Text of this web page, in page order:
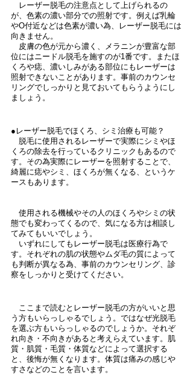
レーザー脱毛の注意点として上げられるの
が、色素の濃い部分での照射です。例えば乳輪
やO付近などは色素が濃い為、レーザー脱毛には
向きません。
皮膚の色が元から濃く、メラニンが豊富な部
位にはニードル脱毛を施すのが1番です。またほ
くろや痣、濃いしみがある部位にもレーザーは
照射できないことがあります。事前のカウンセ
リングでしっかりと見ておいてもらうようにし
ましょう。
●レーザー脱毛でほくろ、シミ治療も可能？
脱毛に使用されるレーザーで実際にシミやほ
くろの除去を行っているクリニックもあるので
す。その為実際にレーザーを照射することで、
綺麗に痣やシミ、ほくろが無くなる、というケ
ースもあります。
使用される機械やその人のほくろやシミの状
態でも変わってくるので、気になる方は相談し
てみてもいいでしょう。
いずれにしてもレーザー脱毛は医療行為で
す。それぞれの肌の状態やムダ毛の質によって
も判断が異なる為、事前のカウンセリング、診
察をしっかりと受けてください。
ここまで読むとレーザー脱毛の方がいいと思
う方もいらっしゃるでしょう。ではなぜ光脱毛
を選ぶ方もいらっしゃるのでしょうか。それぞ
れ向き・不向きがあると考えらえています。肌
質・肌質・毛質・体質などによって選択する
と、後悔が無くなります。体質は痛みの感じや
すさなどのことを言います。